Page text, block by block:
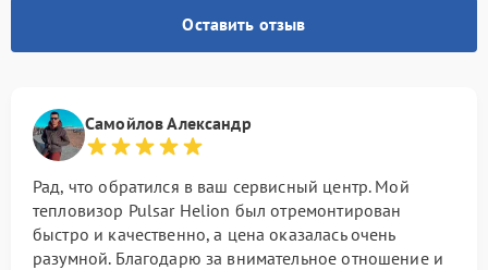
Оставить отзыв
Самойлов Александр
Рад, что обратился в ваш сервисный центр. Мой
тепловизор Pulsar Helion был отремонтирован
быстро и качественно, а цена оказалась очень
разумной. Благодарю за внимательное отношение и